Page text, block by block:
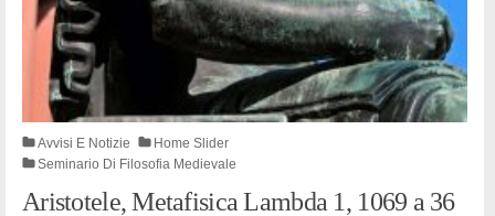
Avvisi E Notizie
Home Slider
Seminario Di Filosofia Medievale
Aristotele, Metafisica Lambda 1, 1069 a 36